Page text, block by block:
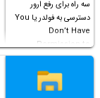
سه راه برای رفع ارور
دسترسی به فولدر یا You
Don’t Have
Permission to
Access this folder